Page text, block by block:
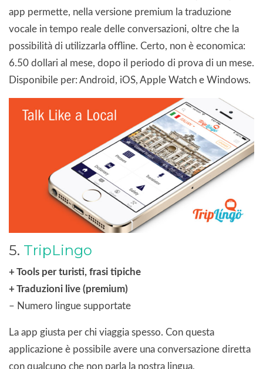
app permette, nella versione premium la traduzione
vocale in tempo reale delle conversazioni, oltre che la
possibilità di utilizzarla offline. Certo, non è economica:
6.50 dollari al mese, dopo il periodo di prova di un mese.
Disponibile per: Android, iOS, Apple Watch e Windows.
5. TripLingo
+ Tools per turisti, frasi tipiche
+ Traduzioni live (premium)
– Numero lingue supportate
La app giusta per chi viaggia spesso. Con questa
applicazione è possibile avere una conversazione diretta
con qualcuno che non parla la nostra lingua,